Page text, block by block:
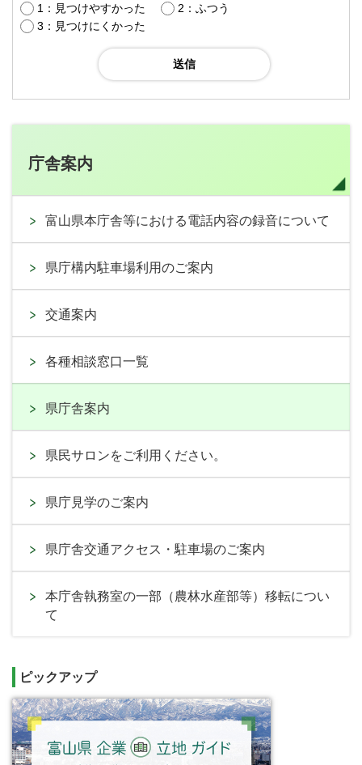
1：見つけやすかった
2：ふつう
3：見つけにくかった
庁舎案内
富山県本庁舎等における電話内容の録音について
県庁構内駐車場利用のご案内
交通案内
各種相談窓口一覧
県庁舎案内
県民サロンをご利用ください。
県庁見学のご案内
県庁舎交通アクセス・駐車場のご案内
本庁舎執務室の一部（農林水産部等）移転につい
て
ピックアップ